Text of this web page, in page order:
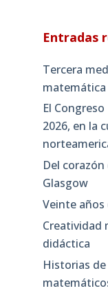
Entradas
Tercera
matemática
El
2026, en la
Del
Glasgow
Veinte años
Creatividad
didáctica
Historias